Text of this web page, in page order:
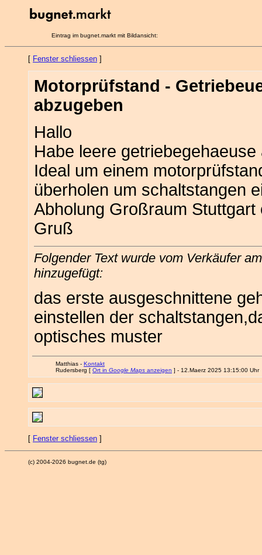
Eintrag im bugnet.markt mit Bildansicht:
[ Fenster schliessen ]
Motorprüfstand -
abzugeben
Hallo
Habe leere
Ideal um einem
überholen um schaltstangen
Abholung Großraum
Gruß
Folgender Text wurde vom Verkäufer
hinzugefügt:
das erste ausgeschnittene
einstellen der
optisches muster
Matthias - Kontakt
Rudersberg [ Ort in Google Maps anzeigen ] - 12.Maerz 2025 13:15:00 Uhr
[ Fenster schliessen ]
(c) 2004-2026 bugnet.de (tg)